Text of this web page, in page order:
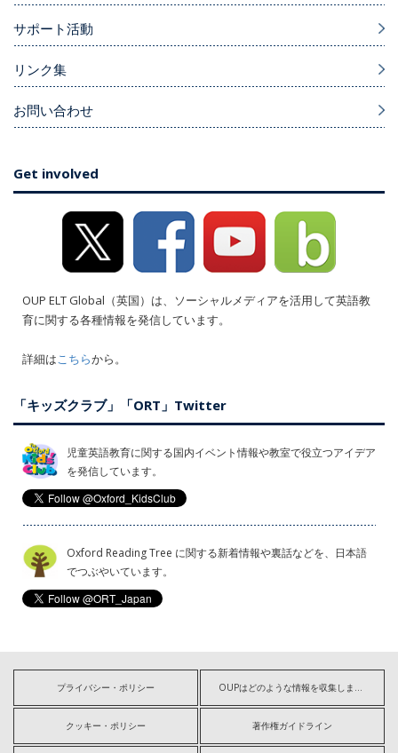
サポート活動
リンク集
お問い合わせ
Get involved
OUP ELT Global（英国）は、ソーシャルメディアを活用して英語教
育に関する各種情報を発信しています。
詳細はこちらから。
「キッズクラブ」「ORT」Twitter
児童英語教育に関する国内イベント情報や教室で役立つアイデア
を発信しています。
Oxford Reading Tree に関する新着情報や裏話などを、日本語
でつぶやいています。
プライバシー・ポリシー OUPはどのような情報を収集しますか?
クッキー・ポリシー 著作権ガイドライン